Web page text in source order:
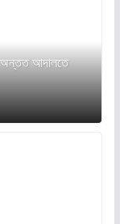
অন্তত আদালতে